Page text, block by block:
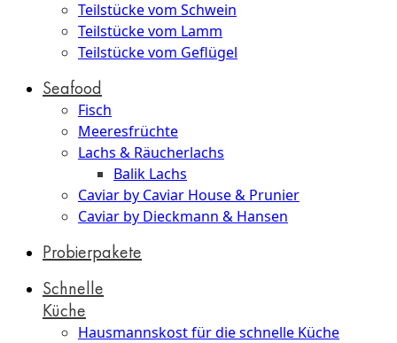
Teilstücke vom Schwein
Teilstücke vom Lamm
Teilstücke vom Geflügel
Seafood
Fisch
Meeresfrüchte
Lachs & Räucherlachs
Balik Lachs
Caviar by Caviar House & Prunier
Caviar by Dieckmann & Hansen
Probierpakete
Schnelle
Küche
Hausmannskost für die schnelle Küche